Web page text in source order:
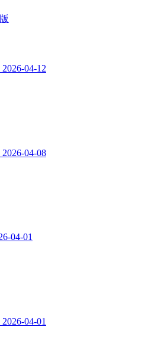
2026-04-12
2026-04-08
04-01
2026-04-01